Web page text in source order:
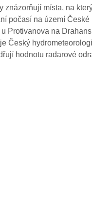
znázorňují místa, na
počasí na území
Protivanova na
Český
hodnotu radarové